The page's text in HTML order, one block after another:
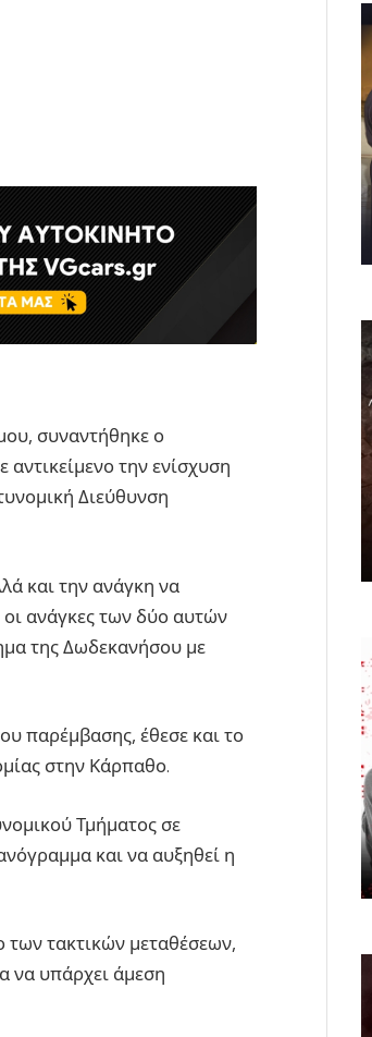
συναντήθηκε ο
την ενίσχυση
Διεύθυνση
και την ανάγκη να
οι ανάγκες των δύο αυτών
της Δωδεκανήσου με
παρέμβασης, έθεσε και το
στην Κάρπαθο.
Τμήματος σε
και να αυξηθεί η
των τακτικών μεταθέσεων,
να υπάρχει άμεση